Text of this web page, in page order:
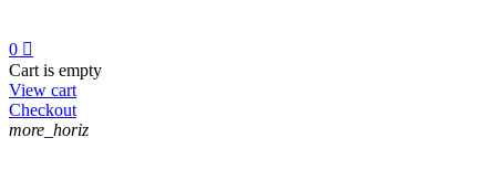
0 
Cart is empty
View cart
Checkout
more_horiz